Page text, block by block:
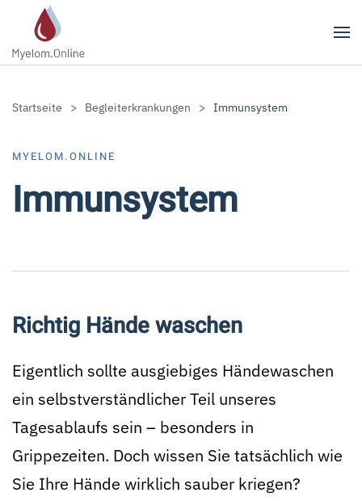
Zum Hauptinhalt springen
Startseite Begleiterkrankungen Immunsystem
MYELOM.ONLINE
Immunsystem
Richtig Hände waschen
Eigentlich sollte ausgiebiges Händewaschen
ein selbstverständlicher Teil unseres
Tagesablaufs sein – besonders in
Grippezeiten. Doch wissen Sie tatsächlich wie
Sie Ihre Hände wirklich sauber kriegen?